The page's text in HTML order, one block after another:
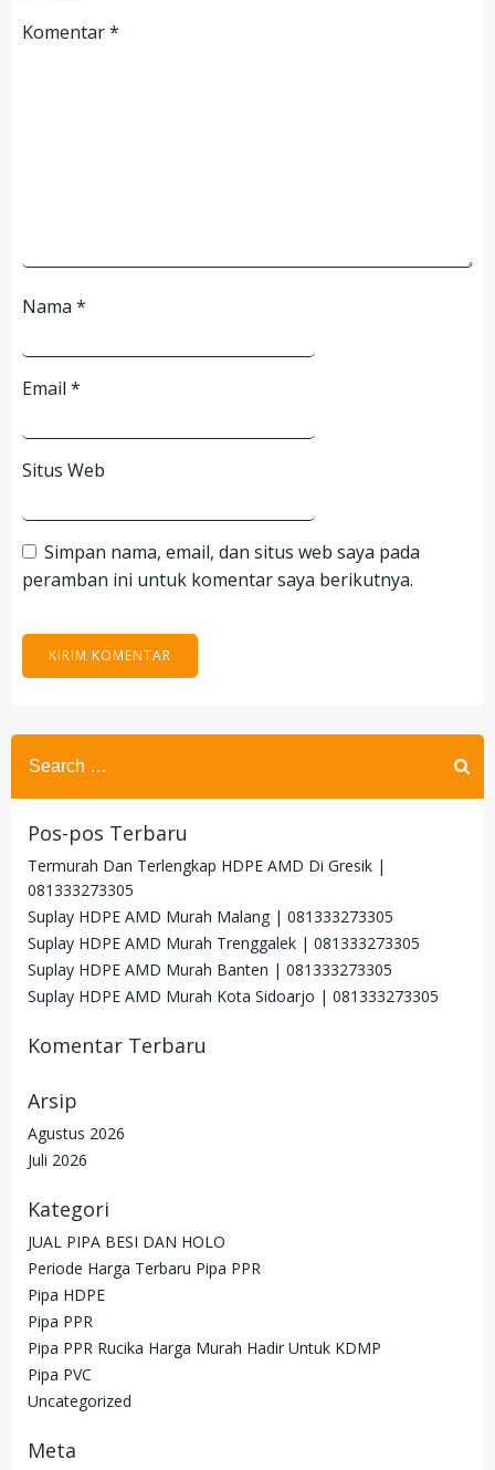
Komentar*
Nama *
Email *
Situs Web
Simpan nama, email, dan situs web saya pada
peramban ini untuk komentar saya berikutnya.
Search
for:
Pos-pos Terbaru
Termurah Dan Terlengkap HDPE AMD Di Gresik |
081333273305
Suplay HDPE AMD Murah Malang | 081333273305
Suplay HDPE AMD Murah Trenggalek | 081333273305
Suplay HDPE AMD Murah Banten | 081333273305
Suplay HDPE AMD Murah Kota Sidoarjo | 081333273305
Komentar Terbaru
Arsip
Agustus 2026
Juli 2026
Kategori
JUAL PIPA BESI DAN HOLO
Periode Harga Terbaru Pipa PPR
Pipa HDPE
Pipa PPR
Pipa PPR Rucika Harga Murah Hadir Untuk KDMP
Pipa PVC
Uncategorized
Meta